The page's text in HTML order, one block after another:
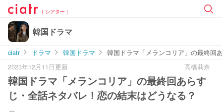
[ シアター ]
韓国ドラマ
ciatr ドラマ 韓国ドラマ
韓国ドラマ「メランコリア」の最終回
2023年12月11日更新
高橋莉奈
韓国ドラマ「メランコリア」の最終回あらす
じ・全話ネタバレ！恋の結末はどうなる？